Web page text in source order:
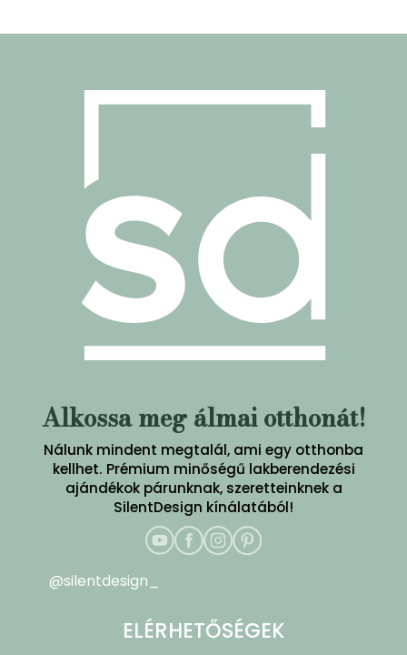
Alkossa meg álmai otthonát!
Nálunk mindent megtalál, ami egy otthonba
kellhet. Prémium minőségű lakberendezési
ajándékok párunknak, szeretteinknek a
SilentDesign kínálatából!
@silentdesign_
ELÉRHETŐSÉGEK